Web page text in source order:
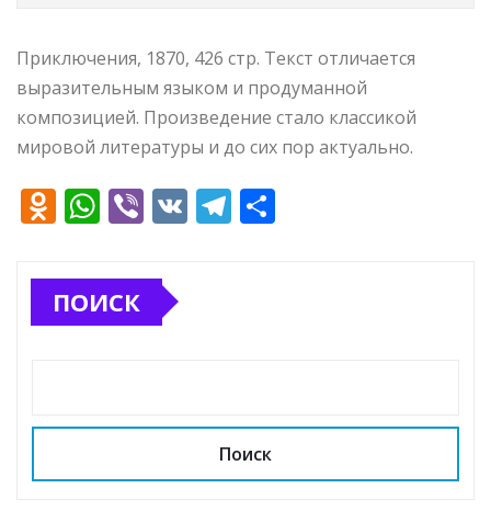
Приключения, 1870, 426 стр. Текст отличается
выразительным языком и продуманной
композицией. Произведение стало классикой
мировой литературы и до сих пор актуально.
O
n
o
ss
ki
W
at
s
p
Vi
e
V T
и
ь
ПОИСК
Поиск